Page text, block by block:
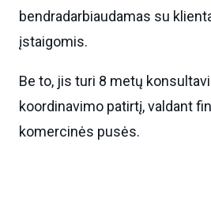
bendradarbiaudamas su
įstaigomis.
Be to, jis turi 8 metų
koordinavimo patirtį, valdant
komercinės pusės.